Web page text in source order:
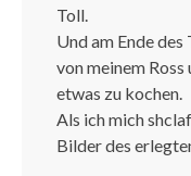
Toll.
Und am Ende
von meinem
etwas zu kochen.
Als ich mich
Bilder des